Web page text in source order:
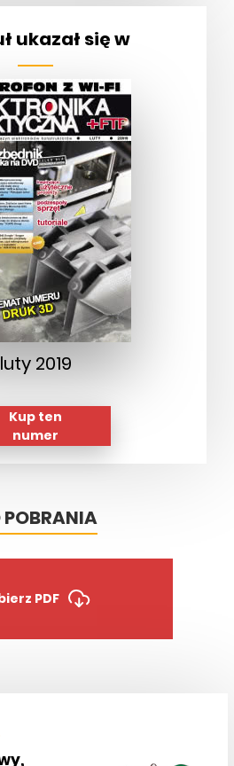
ukazał się w
luty 2019
Kup ten
numer
POBRANIA
PDF